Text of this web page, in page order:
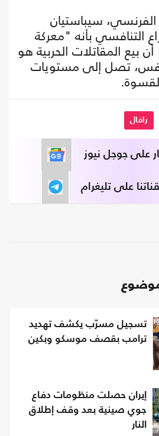
سيباستيان
التنافسي بأنه "معركة
بيع المقاتلات الحربية هو
تصل إلى مستويات
رافال
على جوجل نيوز
على تليغرام
تسجيل مسرّب يكشف تهديد
ترامب بقصف موسكو وبكين
إيران حصلت منظومات دفاع
جوي صينية بعد وقف إطلاق
النار